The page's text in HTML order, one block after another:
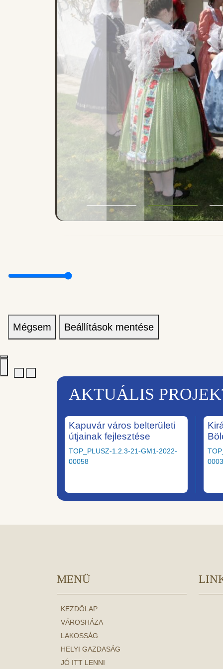
Mégsem Beállítások mentése
AKTUÁLIS
Kapuvár város belterületi
útjainak fejlesztése
TOP_PLUSZ-1.2.3-21-GM1-2022-
00058
MENÜ
KEZDŐLAP
VÁROSHÁZA
LAKOSSÁG
HELYI GAZDASÁG
JÓ ITT LENNI